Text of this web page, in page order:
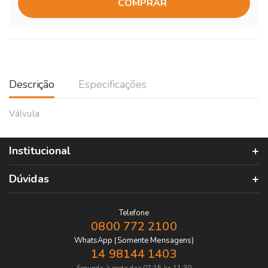
COMPRAR
Descrição Especificações
Válvula
Institucional
Dúvidas
Telefone
0800 772 2100
WhatsApp (Somente Mensagens)
14 98144 1403